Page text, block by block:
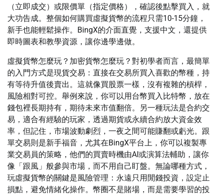
（立即成交）或限價單（指定價格），確認後點擊買入，就
大功告成。整個如何購買虛擬貨幣的流程只需10-15分鐘，
新手也能輕鬆操作。BingX的介面直覺，支援中文，還提供
即時圖表和教學資源，讓你邊學邊做。
虛擬貨幣怎麼玩？加密貨幣怎麼玩？對初學者而言，最簡單
的入門方式是現貨交易：直接在交易所買入喜歡的幣種，持
有等待升值後賣出。這就像買股票一樣，沒有複雜的槓桿，
風險相對可控。舉例來說，你可以用台幣買入比特幣，放在
錢包裡長期持有，期待未來市值翻倍。另一種玩法是合約交
易，適合有經驗的玩家，透過期貨或永續合約放大資金效
率，但記住，市場波動劇烈，一夜之間可能賺翻或虧光。跟
單交易則是新手福音，尤其在BingX平台上，你可以複製專
業交易員的策略，他們的買賣時機由AI或演算法輔助，讓你
像「跟風」般參與市場，而不用自己盯盤。無論哪種方式，
玩虛擬貨幣的關鍵是風險管理：永遠只用閒錢投資，設定止
損點，避免情緒化操作。幣圈不是賭場，而是需要學習的投